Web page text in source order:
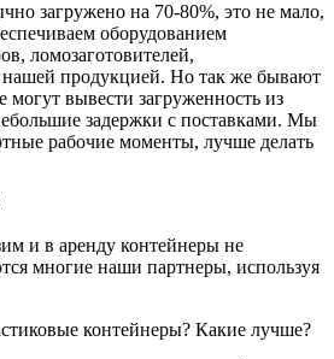
загружено на 70-80%, это не мало,
оборудованием
ломозаготовителей,
нашей продукцией. Но так же бывают
могут вывести загруженность из
задержки с поставками. Мы
рабочие моменты, лучше делать
и в аренду контейнеры не
многие наши партнеры, используя
контейнеры? Какие лучше?